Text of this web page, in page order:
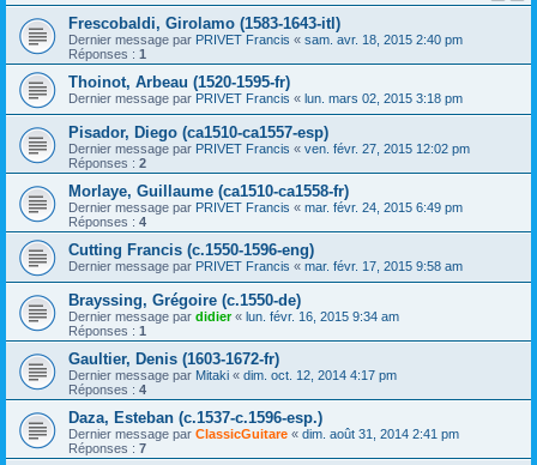
Frescobaldi, Girolamo (1583-1643-itl)
Dernier message par PRIVET Francis « sam. avr. 18, 2015 2:40 pm
Réponses : 1
Thoinot, Arbeau (1520-1595-fr)
Dernier message par PRIVET Francis « lun. mars 02, 2015 3:18 pm
Pisador, Diego (ca1510-ca1557-esp)
Dernier message par PRIVET Francis « ven. févr. 27, 2015 12:02 pm
Réponses : 2
Morlaye, Guillaume (ca1510-ca1558-fr)
Dernier message par PRIVET Francis « mar. févr. 24, 2015 6:49 pm
Réponses : 4
Cutting Francis (c.1550-1596-eng)
Dernier message par PRIVET Francis « mar. févr. 17, 2015 9:58 am
Brayssing, Grégoire (c.1550-de)
Dernier message par didier« lun. févr. 16, 2015 9:34 am
Réponses : 1
Gaultier, Denis (1603-1672-fr)
Dernier message par Mitaki « dim. oct. 12, 2014 4:17 pm
Réponses : 4
Daza, Esteban (c.1537-c.1596-esp.)
Dernier message par ClassicGuitare « dim. août 31, 2014 2:41 pm
Réponses : 7